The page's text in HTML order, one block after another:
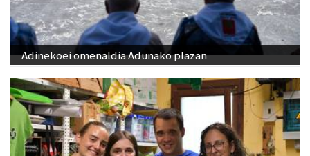
Adinekoei omenaldia Adunako plazan